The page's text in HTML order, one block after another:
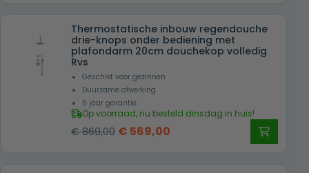
was:
€ 609,00.
is:
€ 399,00.
Thermostatische inbouw regendouche
drie-knops onder bediening met
plafondarm 20cm douchekop volledig
Rvs
Geschikt voor gezinnen
Duurzame afwerking
5 jaar garantie
Op voorraad, nu besteld dinsdag in huis!
€869,00 Oorspronkelijke
was:
€ 569,00
is: